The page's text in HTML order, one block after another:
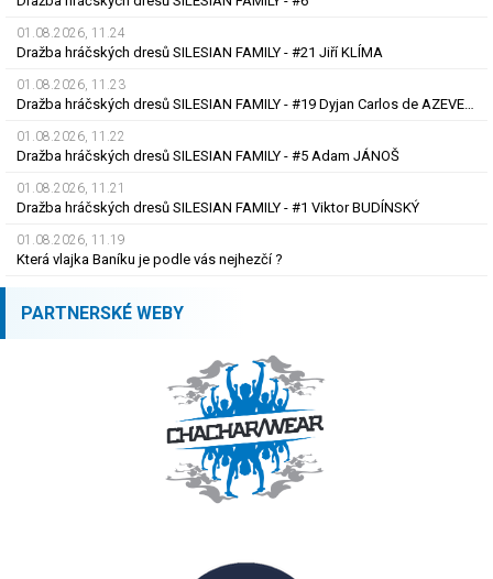
01.08.2026, 11.24
Dražba hráčských dresů SILESIAN FAMILY - #21 Jiří KLÍMA
01.08.2026, 11.23
01.08.2026, 11.22
Dražba hráčských dresů SILESIAN FAMILY - #5 Adam JÁNOŠ
01.08.2026, 11.21
Dražba hráčských dresů SILESIAN FAMILY - #1 Viktor BUDÍNSKÝ
01.08.2026, 11.19
Která vlajka Baníku je podle vás nejhezčí ?
PARTNERSKÉ WEBY